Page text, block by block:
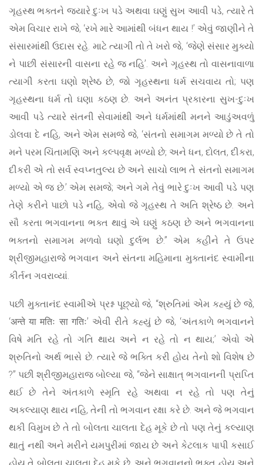
ગૃહસ્થ ભક્તને જ્યારે દુઃખ પડે અથવા ઘણું સુખ આવી પડે, ત્યારે તે
એમ વિચાર રાખે જે, ‘રખે મારે આમાંથી બંધન થાય !’ એવું જાણીને તે
સંસારમાંથી ઉદાસ રહે. માટે ત્યાગી તો તે ખરો જે, ‘જેણે સંસાર મુક્યો
ને પાછી સંસારની વાસના રહે જ નહિ’. અને ગૃહસ્થ તો વાસનાવાળા
ત્યાગી કરતા ઘણો શ્રેષ્ઠ છે, જો ગૃહસ્થના ધર્મ સચવાય તો; પણ
ગૃહસ્થના ધર્મ તો ઘણા કઠણ છે. અને અનંત પ્રકારના સુખ-દુઃખ
આવી પડે ત્યારે સંતની સેવામાંથી અને ધર્મમાંથી મનને આડુંઅવળું
ડોલવા દે નહિ, અને એમ સમજે જે, ‘સંતનો સમાગમ મળ્યો છે તે તો
મને પરમ ચિંતામણિ અને કલ્પવૃક્ષ મળ્યો છે; અને ધન, દોલત, દીકરા,
દીકરી એ તો સર્વ સ્વપ્નતુલ્ય છે અને સાચો લાભ તે સંતનો સમાગમ
મળ્યો એ જ છે.’ એમ સમજે; અને ગમે તેવું ભારે દુઃખ આવી પડે પણ
તેણે કરીને પાછો પડે નહિ, એવો જે ગૃહસ્થ તે અતિ શ્રેષ્ઠ છે. અને
સૌ કરતા ભગવાનના ભક્ત થાવું એ ઘણું કઠણ છે અને ભગવાનના
ભક્તનો સમાગમ મળવો ઘણો દુર્લભ છે.” એમ કહીને તે ઉપર
શ્રીજીમહારાજે ભગવાન અને સંતના મહિમાના મુક્તાનંદ સ્વામીના
કીર્તન ગવરાવ્યાં.
પછી મુક્તાનંદ સ્વામીએ પ્રશ્ન પૂછ્યો જે, “શ્રુતિમાં એમ કહ્યું છે જે,
‘अन्ते या मतिः सा गतिः’ એવી રીતે કહ્યું છે જે, ‘અંતકાળે ભગવાનને
વિષે મતિ રહે તો ગતિ થાય અને ન રહે તો ન થાય;’ એવો એ
શ્રુતિનો અર્થ ભાસે છે. ત્યારે જે ભક્તિ કરી હોય તેનો શો વિશેષ છે
?” પછી શ્રીજીમહારાજ બોલ્યા જે, “જેને સાક્ષાત્ ભગવાનની પ્રાપ્તિ
થઈ છે તેને અંતકાળે સ્મૃતિ રહે અથવા ન રહે તો પણ તેનું
અકલ્યાણ થાય નહિ, તેની તો ભગવાન રક્ષા કરે છે. અને જે ભગવાન
થકી વિમુખ છે તે તો બોલતા ચાલતા દેહ મૂકે છે તો પણ તેનું કલ્યાણ
થાતું નથી અને મરીને યમપુરીમાં જાય છે અને કેટલાક પાપી કસાઈ